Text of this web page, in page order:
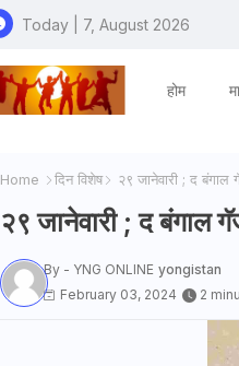
Today | 7, August 2026
होम
Home दिन विशेष २९ जानेवारी ; द
२९ जानेवारी ; द बंगाल
By - YNG ONLINE yongistan
February 03, 2024
2